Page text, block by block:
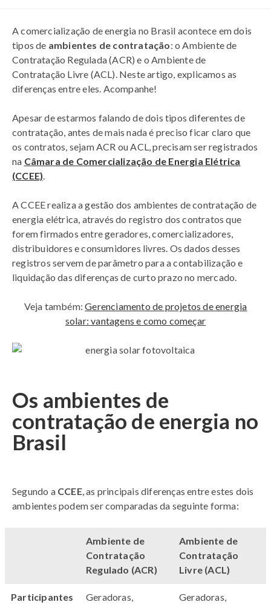
A comercialização de energia no Brasil acontece em dois
tipos de ambientes de contratação: o Ambiente de
Contratação Regulada (ACR) e o Ambiente de
Contratação Livre (ACL). Neste artigo, explicamos as
diferenças entre eles. Acompanhe!
Apesar de estarmos falando de dois tipos diferentes de
contratação, antes de mais nada é preciso ficar claro que
os contratos, sejam ACR ou ACL, precisam ser registrados
na Câmara de Comercialização de Energia Elétrica
(CCEE).
A CCEE realiza a gestão dos ambientes de contratação de
energia elétrica, através do registro dos contratos que
forem firmados entre geradores, comercializadores,
distribuidores e consumidores livres. Os dados desses
registros servem de parâmetro para a contabilização e
liquidação das diferenças de curto prazo no mercado.
Veja também:Gerenciamento de projetos de energia
solar: vantagens e como começar
Os ambientes de
contratação de energia no
Brasil
Segundo a CCEE, as principais diferenças entre estes dois
ambientes podem ser comparadas da seguinte forma:
Ambiente de
Contratação
Regulado (ACR)
Ambiente de
Contratação
Livre (ACL)
Participantes
Geradoras,
Geradoras,